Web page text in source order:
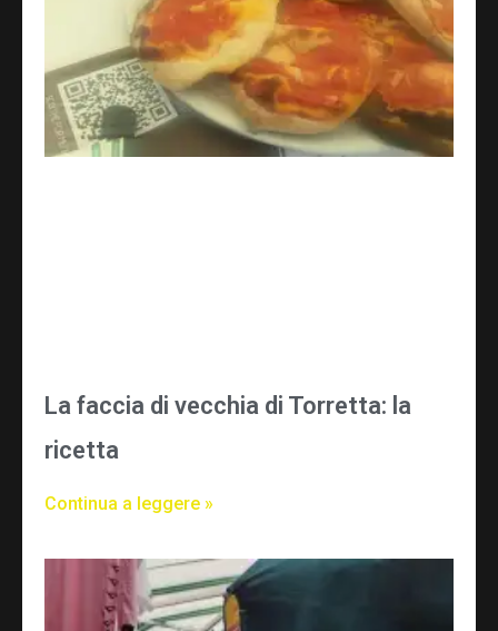
La faccia di vecchia di Torretta: la
ricetta
Continua a leggere »